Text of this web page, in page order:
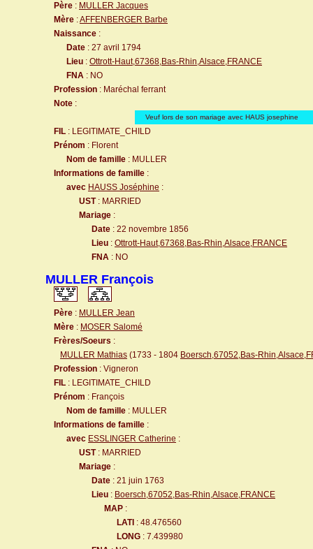
Père : MULLER Jacques
Mère :AFFENBERGER Barbe
Naissance :
Date : 27 avril 1794
Lieu : Ottrott-Haut,67368,Bas-Rhin,Alsace,FRANCE
FNA : NO
Profession : Maréchal ferrant
Note :
Veuf lors de son mariage avec HAUS josephine
FIL : LEGITIMATE_CHILD
Prénom : Florent
Nom de famille : MULLER
Informations de famille :
avec HAUSS Joséphine :
UST: MARRIED
Mariage :
Date : 22 novembre 1856
Lieu : Ottrott-Haut,67368,Bas-Rhin,Alsace,FRANCE
FNA : NO
MULLER François
Père : MULLER Jean
Mère : MOSER Salomé
Frères/Soeurs :
MULLER Mathias (1733 - 1804 Boersch,67052,Bas-
Profession : Vigneron
FIL : LEGITIMATE_CHILD
Prénom : François
Nom de famille : MULLER
Informations de famille :
avec ESSLINGER Catherine :
UST: MARRIED
Mariage :
Date : 21 juin 1763
Lieu : Boersch,67052,Bas-Rhin,Alsace,FRANCE
MAP :
LATI : 48.476560
LONG : 7.439980